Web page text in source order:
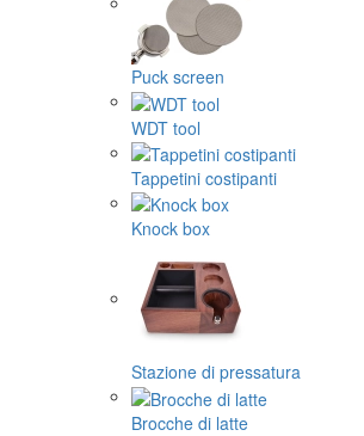
Puck screen
WDT tool
Tappetini costipanti
Knock box
Stazione di pressatura
Brocche di latte